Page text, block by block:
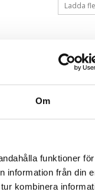
Om
funktioner för
information från din
kombinera
Ladda
JUST NU